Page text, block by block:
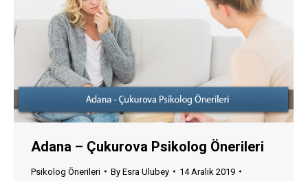
Adana – Çukurova Psikolog Önerileri
Psikolog Önerileri By Esra Ulubey
14 Aralık 2019